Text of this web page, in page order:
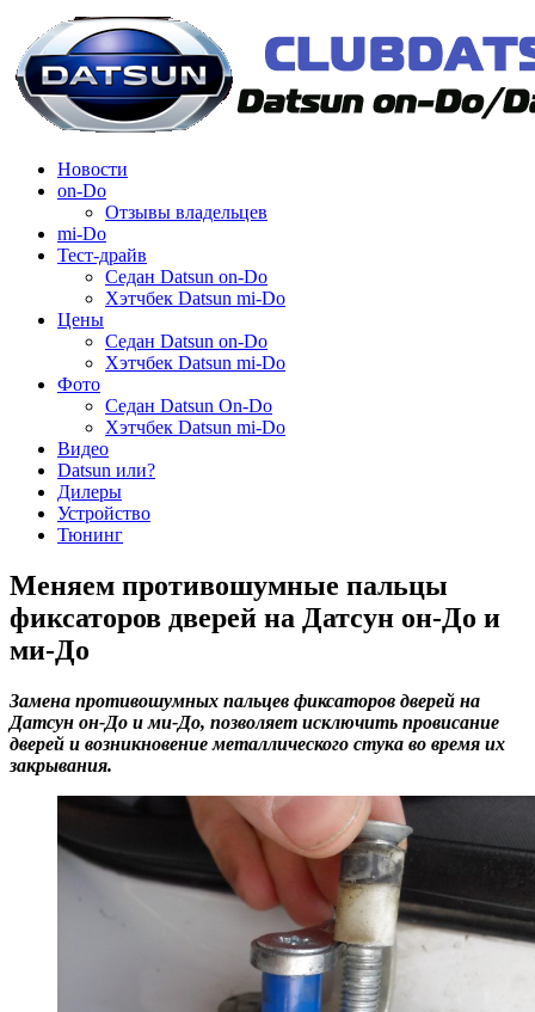
Новости
on-Do
Отзывы владельцев
mi-Do
Тест-драйв
Седан Datsun on-Do
Хэтчбек Datsun mi-Do
Цены
Седан Datsun on-Do
Хэтчбек Datsun mi-Do
Фото
Седан Datsun On-Do
Хэтчбек Datsun mi-Do
Видео
Datsun или?
Дилеры
Устройство
Тюнинг
Меняем противошумные пальцы
фиксаторов дверей на Датсун он-До и
ми-До
Замена противошумных пальцев фиксаторов дверей на
Датсун он-До и ми-До, позволяет исключить провисание
дверей и возникновение металлического стука во время их
закрывания.